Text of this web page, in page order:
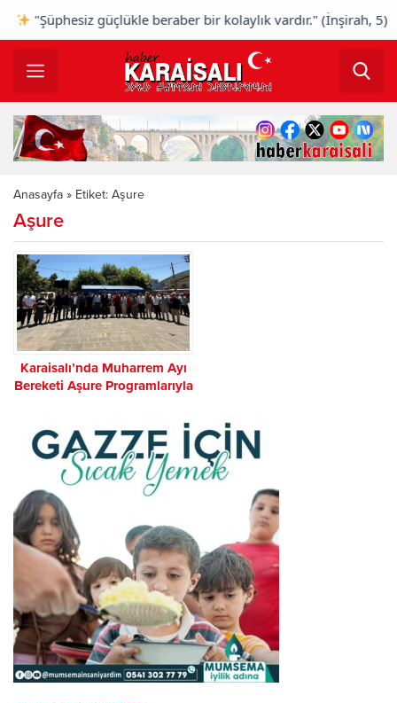
"Şüphesiz güçlükle beraber bir kolaylık vardır." (İnşirah,
Anasayfa » Etiket: Aşure
Aşure
Karaisalı’nda Muharrem Ayı
Bereketi Aşure Programlarıyla